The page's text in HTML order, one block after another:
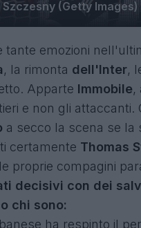
Szczesny (Getty Images)
tante emozioni
, la rimonta dell'Inter,
Apparte Immobile,
e non gli attaccanti.
a secco la scena se la
certamente Thomas
proprie compagini
decisivi con dei
chi sono:
ha respinto il